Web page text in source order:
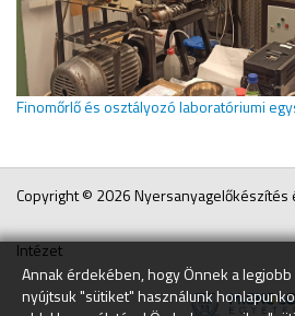
Annak érdekében, hogy Önnek a
nyújtsuk "sütiket" használunk
Finomőrlő és osztályozó laboratóriumi
Copyright © 2026
Intézet